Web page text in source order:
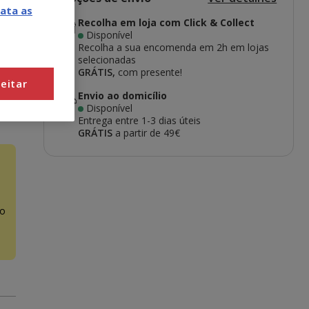
Recolha em loja com Click & Collect
Disponível
Recolha a sua encomenda em 2h em lojas
selecionadas
GRÁTIS, com presente!
Envio ao domicílio
Disponível
Entrega entre 1-3 dias úteis
GRÁTIS a partir de 49€
as